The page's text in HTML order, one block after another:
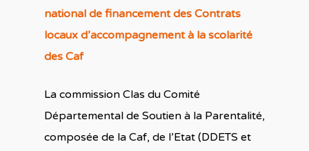
national de financement des Contrats
locaux d’accompagnement à la scolarité
des Caf
La commission Clas du Comité
Départemental de Soutien à la Parentalité,
composée de la Caf, de l’Etat (DDETS et